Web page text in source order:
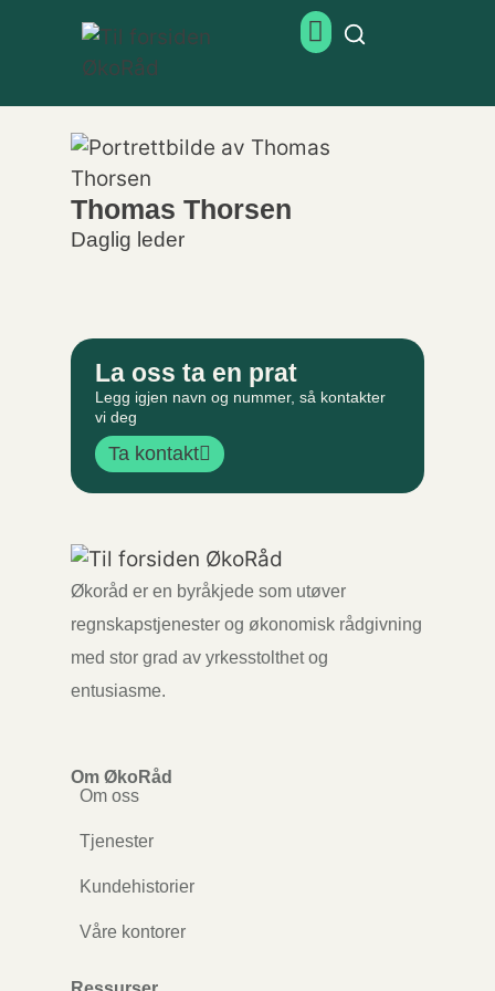
Thomas Thorsen
Daglig leder
La oss ta en prat
Legg igjen navn og nummer, så kontakter
vi deg
Ta kontakt
Økoråd er en byråkjede som utøver
regnskapstjenester og økonomisk rådgivning
med stor grad av yrkesstolthet og
entusiasme.
Om ØkoRåd
Om oss
Tjenester
Kundehistorier
Våre kontorer